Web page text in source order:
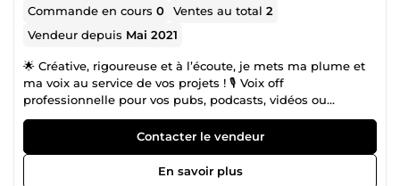
Commande en cours0 Ventes au total2
Vendeur depuis Mai 2021
🌟 Créative, rigoureuse et à l’écoute, je mets ma plume et
ma voix au service de vos projets ! 🎙️ Voix off
professionnelle pour vos pubs, podcasts, vidéos ou
lectures. ✍️ Rédaction sur mesure : lettres de motivation
percutantes, textes originaux, chansons, etc. 💻 Création de
sites vitrines (prochainement disponible) pour donner vie à
vos idées en ligne. Je m’adapte à chaque besoin avec soin
Contacter le vendeur
En savoir plus